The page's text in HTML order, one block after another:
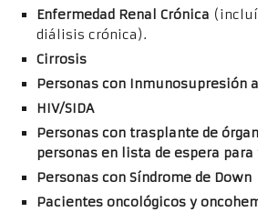
Enfermedad Renal Crónica
diálisis crónica).
Cirrosis
Personas con Inmunosupresión
HIV/SIDA
Personas con trasplante de
personas en lista de espera
Personas con Síndrome de Down
Pacientes oncológicos y